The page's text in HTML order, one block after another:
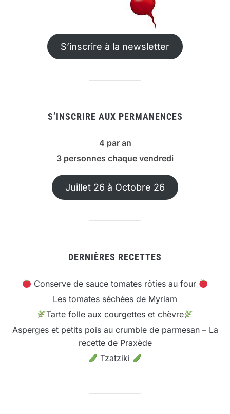
S’inscrire à la newsletter
S’INSCRIRE AUX PERMANENCES
4 par an
3 personnes chaque vendredi
Juillet 26 à Octobre 26
DERNIÈRES RECETTES
Conserve de sauce tomates rôties au four
Les tomates séchées de Myriam
Tarte folle aux courgettes et chèvre
Asperges et petits pois au crumble de parmesan – La
recette de Praxède
Tzatziki